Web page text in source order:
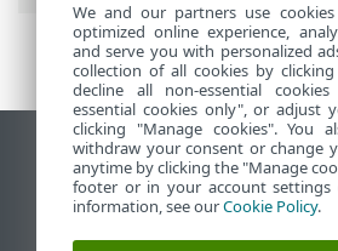
Vis computerwebsted
End of Life
ESET-vidensbase
We and our partners use
optimized online experience,
and serve you with personalized
collection of all cookies by
decline all non-essential
essential cookies only", or adjust
clicking "Manage cookies". You
withdraw your consent or change
anytime by clicking the "Manage
footer or in your account settings
information, see ourCookie Policy.